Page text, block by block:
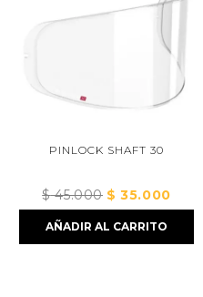
PINLOCK SHAFT 30
$45.000 El
precio
original
$ 35.000El
precio
AÑADIR AL CARRITO